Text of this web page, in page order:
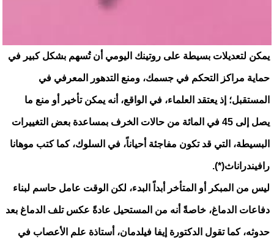
يمكن لتعديلات بسيطة على روتينك اليومي أن تُسهم بشكل كبير في
حماية مراكز التحكم في جسمك، ومنع التدهور المعرفي في
المستقبل؛ إذ يعتقد العلماء، في الواقع، أنه يمكن تأخير أو منع ما
يصل إلى 45 في المائة من حالات الخرف بمساعدة بعض التغييرات
البسيطة، التي قد تكون مفاجئة أحياناً، في السلوك، كما كتب موهانا
رافيندراناث(*).
ليس من المبكر أو المتأخر أبداً البدء، لكن الوقت عامل حاسم لبناء
دفاعات الدماغ، خاصةً أنه من المستحيل عادةً عكس تلف الدماغ بعد
حدوثه، كما تقول الدكتورة إيفا فيلدمان، أستاذة علم الأعصاب في